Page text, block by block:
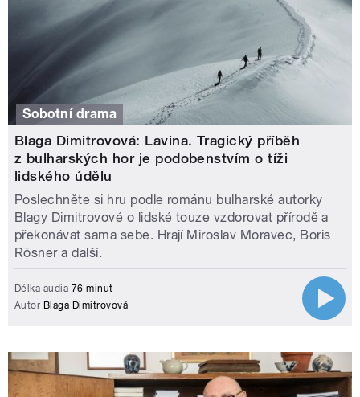
Sobotní drama
Blaga Dimitrovová: Lavina. Tragický příběh
z bulharských hor je podobenstvím o tíži
lidského údělu
Poslechněte si hru podle románu bulharské autorky
Blagy Dimitrovové o lidské touze vzdorovat přírodě a
překonávat sama sebe. Hrají Miroslav Moravec, Boris
Rösner a další.
Délka audia 76 minut
Autor Blaga Dimitrovová